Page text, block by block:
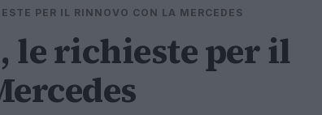
PER IL RINNOVO CON LA MERCEDES
le richieste per il